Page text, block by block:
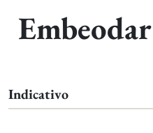
Indicativo